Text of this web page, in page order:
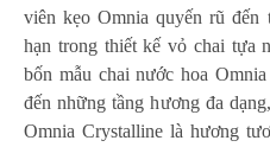
viên kẹo Omnia quyến rũ đến
hạn trong thiết kế vỏ chai tựa
bốn mẫu chai nước hoa
đến những tầng hương đa
Omnia Crystalline là hương